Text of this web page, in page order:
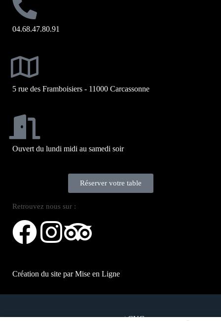
04.68.47.80.91
5 rue des Framboisiers - 11000 Carcassonne
Ouvert du lundi midi au samedi soir
Réserver votre table
Retrouvez nous sur :
Création du site parMise en Ligne
Mentions légales|CVG